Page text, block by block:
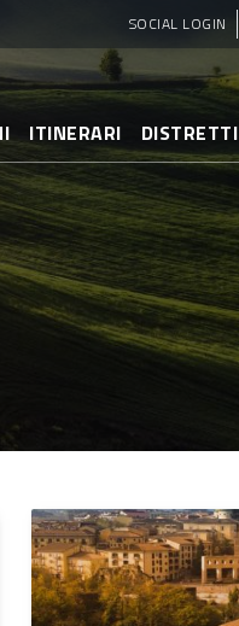
SOCIAL LOGIN
ITINERARI DISTRETTI